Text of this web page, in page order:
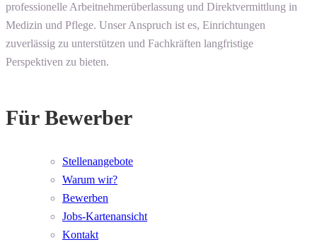
professionelle Arbeitnehmerüberlassung und Direktvermittlung in
Medizin und Pflege. Unser Anspruch ist es, Einrichtungen
zuverlässig zu unterstützen und Fachkräften langfristige
Perspektiven zu bieten.
Für Bewerber
Stellenangebote
Warum wir?
Bewerben
Jobs-Kartenansicht
Kontakt